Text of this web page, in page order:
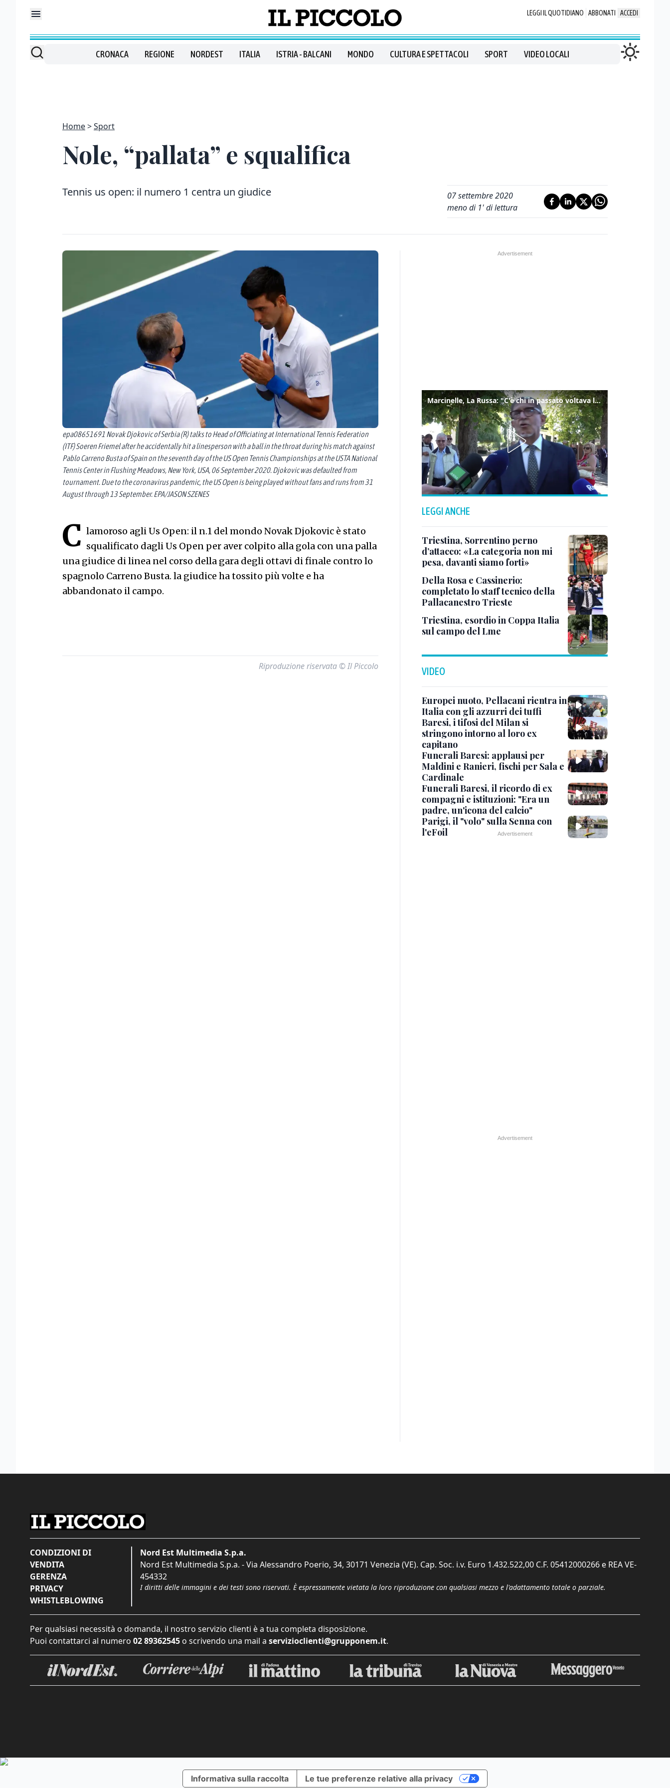
LEGGI IL QUOTIDIANO ABBONATI ACCEDI
CRONACA REGIONE NORDEST ITALIA ISTRIA - BALCANI MONDO CULTURA E SPETTACOLI SPORT VIDEO LOCALI
Home Sport
Nole, “pallata” e squalifica
Tennis us open: il numero 1 centra un giudice
07 settembre 2020
meno di 1' di lettura
epa08651691 Novak Djokovic of Serbia (R) talks to Head of Officiating at International Tennis Federation
(ITF) Soeren Friemel after he accidentally hit a linesperson with a ball in the throat during his match against
Pablo Carreno Busta of Spain on the seventh day of the US Open Tennis Championships at the USTA National
Tennis Center in Flushing Meadows, New York, USA, 06 September 2020. Djokovic was defaulted from
tournament. Due to the coronavirus pandemic, the US Open is being played without fans and runs from 31
August through 13 September. EPA/JASON SZENES
C lamoroso agli Us Open: il n.1 del mondo Novak Djokovic è stato
squalificato dagli Us Open per aver colpito alla gola con una palla
una giudice di linea nel corso della gara degli ottavi di finale contro lo
spagnolo Carreno Busta. la giudice ha tossito più volte e ha
abbandonato il campo.
Riproduzione riservata © Il Piccolo
Marcinelle, La Russa: "C'è chi in passato voltava le spalle a Marcinelle"
LEGGI ANCHE
Triestina, Sorrentino perno
d’attacco: «La categoria non mi
pesa, davanti siamo forti»
Della Rosa e Cassinerio:
completato lo staff tecnico della
Pallacanestro Trieste
Triestina, esordio in Coppa Italia
sul campo del Lme
VIDEO
Europei nuoto, Pellacani rientra in
Italia con gli azzurri dei tuffi
Baresi, i tifosi del Milan si
stringono intorno al loro ex
capitano
Funerali Baresi: applausi per
Maldini e Ranieri, fischi per Sala e
Cardinale
Funerali Baresi, il ricordo di ex
compagni e istituzioni: "Era un
padre, un'icona del calcio"
Parigi, il "volo" sulla Senna con
l'eFoil
CONDIZIONI DI
VENDITA
GERENZA
PRIVACY
WHISTLEBLOWING
Nord Est Multimedia S.p.a.
Nord Est Multimedia S.p.a. - Via Alessandro Poerio, 34, 30171 Venezia (VE). Cap. Soc. i.v. Euro 1.432.522,00 C.F. 05412000266 e REA VE-
454332
I diritti delle immagini e dei testi sono riservati. È espressamente vietata la loro riproduzione con qualsiasi mezzo e l'adattamento totale o parziale.
Per qualsiasi necessità o domanda, il nostro servizio clienti è a tua completa disposizione.
Puoi contattarci al numero 02 89362545 o scrivendo una mail a servizioclienti@grupponem.it.
Informativa sulla raccolta Le tue preferenze relative alla privacy